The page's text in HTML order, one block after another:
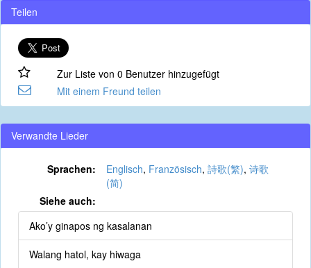
Teilen
Zur Liste von 0 Benutzer hinzugefügt
Mit einem Freund teilen
Verwandte Lieder
Sprachen: Englisch, Französisch, 詩歌(繁), 诗歌
(简)
Siehe auch:
Ako’y ginapos ng kasalanan
Walang hatol, kay hiwaga